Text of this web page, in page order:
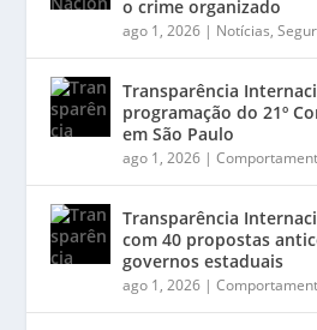
o crime organizado
ago 1, 2026 | Notícias,
Transparência
programação do 21º
em São Paulo
ago 1, 2026 |
Transparência
com 40 propostas
governos estaduais
ago 1, 2026 |